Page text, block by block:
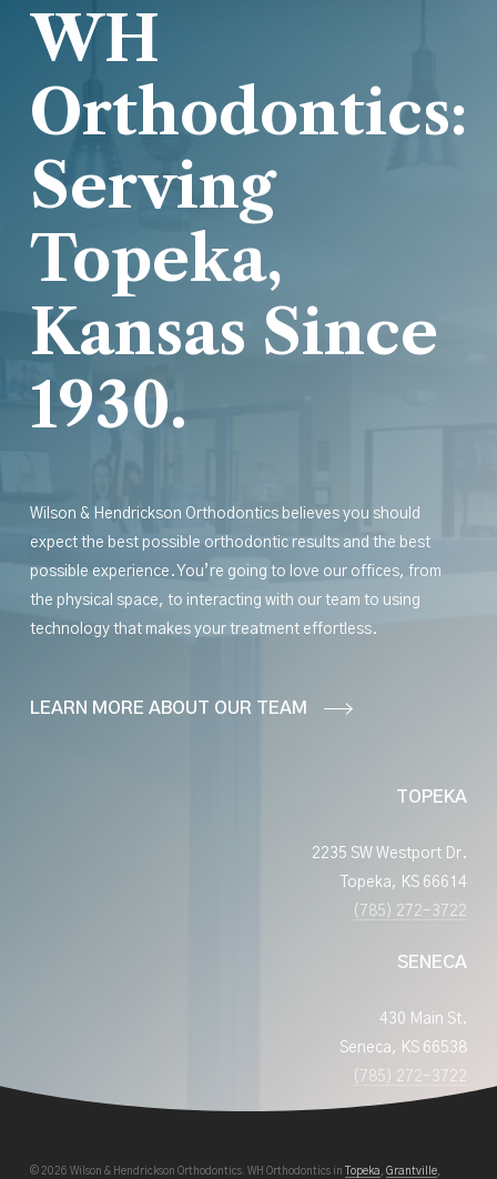
WH
Orthodontics:
Serving
Topeka,
Kansas Since
1930.
Wilson & Hendrickson Orthodontics believes you should
expect the best possible orthodontic results andthe best
possible experience. You’re going to love our offices, from
the physical space, to interacting with our team to using
technology that makes your treatment effortless.
LEARN MORE ABOUT OUR TEAM
TOPEKA
2235 SW Westport Dr.
Topeka, KS 66614
(785) 272-3722
SENECA
430 Main St.
Seneca, KS 66538
(785) 272-3722
© 2026 Wilson & Hendrickson Orthodontics. WH Orthodontics in Topeka , Grantville,